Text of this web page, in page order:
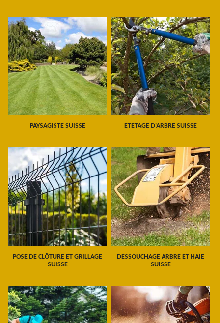
PAYSAGISTE SUISSE ETETAGE D'ARBRE SUISSE
POSE DE CLÔTURE ET GRILLAGE
SUISSE
DESSOUCHAGE ARBRE ET HAIE
SUISSE